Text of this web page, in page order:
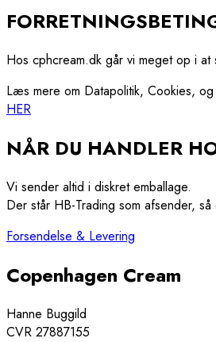
Hos cphcream.dk går vi meget op i at
Læs mere om Datapolitik, Cookies,
HER
NÅR DU HANDLER
Vi sender altid i diskret emballage.
Der står HB-Trading som afsender,
Forsendelse & Levering
Copenhagen Cream
Hanne Buggild
CVR 27887155